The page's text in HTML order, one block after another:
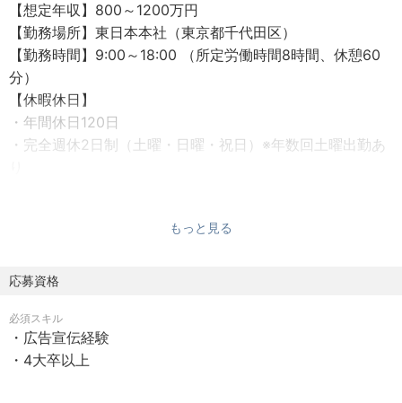
め、会社変革の時期であり組織体制の強化も課題です。
【企画部署について】
お客様のニーズをしっかりとキャッチしていくため広告宣
伝・商品企画・販促をさらに注力したいと考えておりま
す。現在でも企画部で活動はしていますが、よりプランニ
ングやディレクションの部分を強化していきたいため、今
いても、業界の権威であるグッドデザイン賞を賃貸マンシ
また東日本本社では、1都3県での都市部に新規マンション
告宣伝としてもPRしていかなければなりません。
また近年では市況の多様性に伴い、賃貸マンションに限ら
【想定年収】800～1200万円
【勤務場所】東日本本社（東京都千代田区）
【勤務時間】9:00～18:00 （所定労働時間8時間、休憩60
分）
【休暇休日】
・年間休日120日
・完全週休2日制（土曜・日曜・祝日）※年数回土曜出勤あ
険、労災保険、退職金制度
もっと見る
応募資格
必須スキル
・広告宣伝経験
・4大卒以上